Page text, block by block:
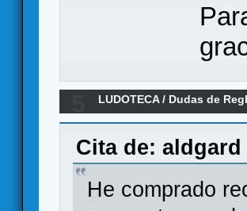
LUDOTECA/ Dudas de
Cita de: aldgard
He comprado